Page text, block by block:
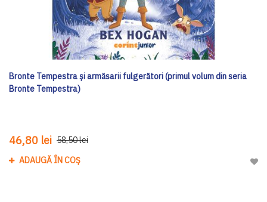
Bronte Tempestra și armăsarii fulgerători (primul volum din seria
Bronte Tempestra)
46,80 lei 58,50 lei
ADAUGĂ ÎN COȘ